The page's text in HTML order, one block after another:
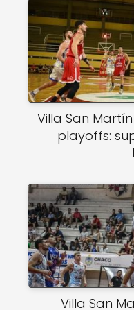
Villa San
playoffs:
Villa San